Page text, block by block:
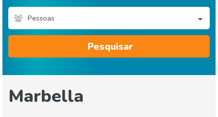
Pessoas
Pesquisar
Marbella